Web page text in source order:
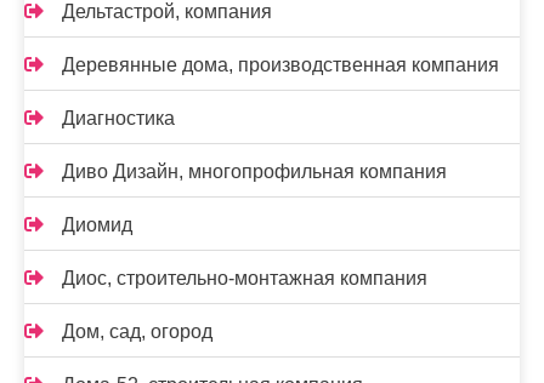
Дельтастрой, компания
Деревянные дома, производственная компания
Диагностика
Диво Дизайн, многопрофильная компания
Диомид
Диос, строительно-монтажная компания
Дом, сад, огород